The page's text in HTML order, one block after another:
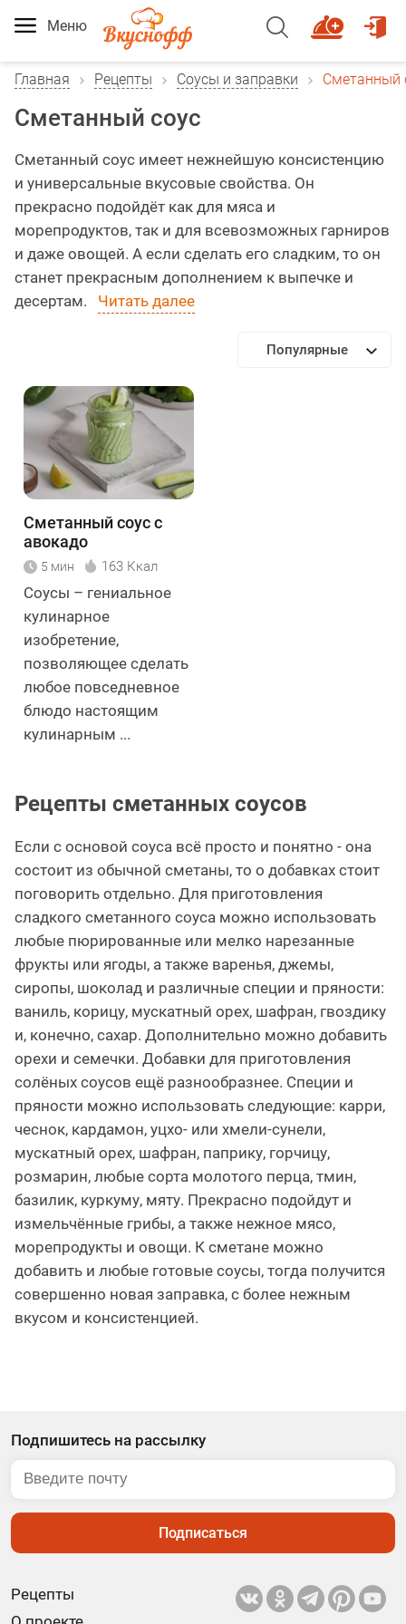
Меню
Главная Рецепты Соусы и заправки Сметанный
Сметанный соус
Сметанный соус имеет нежнейшую консистенцию
и универсальные вкусовые свойства. Он
прекрасно подойдёт как для мяса и
морепродуктов, так и для всевозможных гарниров
и даже овощей. А если сделать его сладким, то он
станет прекрасным дополнением к выпечке и
десертам.
Читать далее
Популярные
Сметанный соус с
авокадо
5 мин 163 Ккал
Соусы – гениальное
кулинарное
изобретение,
позволяющее сделать
любое повседневное
блюдо настоящим
кулинарным ...
Рецепты сметанных соусов
Если с основой соуса всё просто и понятно - она
состоит из обычной сметаны, то о добавках стоит
поговорить отдельно. Для приготовления
сладкого сметанного соуса можно использовать
любые пюрированные или мелко нарезанные
фрукты или ягоды, а также варенья, джемы,
сиропы, шоколад и различные специи и пряности:
ваниль, корицу, мускатный орех, шафран, гвоздику
и, конечно, сахар. Дополнительно можно добавить
орехи и семечки. Добавки для приготовления
солёных соусов ещё разнообразнее. Специи и
пряности можно использовать следующие: карри,
чеснок, кардамон, уцхо- или хмели-сунели,
мускатный орех, шафран, паприку, горчицу,
розмарин, любые сорта молотого перца, тмин,
базилик, куркуму, мяту. Прекрасно подойдут и
измельчённые грибы, а также нежное мясо,
морепродукты и овощи. К сметане можно
добавить и любые готовые соусы, тогда получится
совершенно новая заправка, с более нежным
вкусом и консистенцией.
Рецепты
Подпишитесь на рассылку
Подписаться